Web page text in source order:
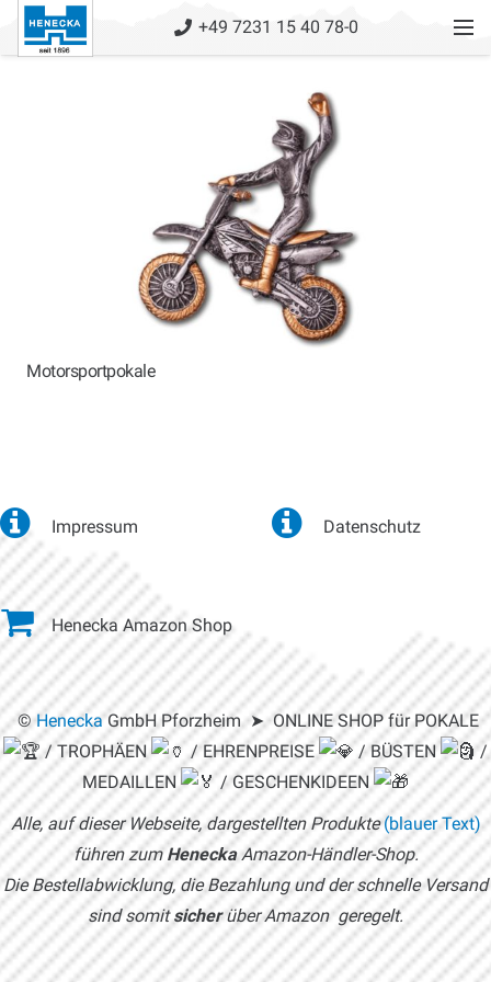
+49 7231 15 40 78-0
Motorsportpokale
Impressum Datenschutz
Henecka Amazon Shop
©HeneckaGmbH Pforzheim ➤ ONLINE SHOP für POKALE
/ TROPHÄEN
/ EHRENPREISE / BÜSTEN
/
MEDAILLEN
/ GESCHENKIDEEN
Alle, auf dieser Webseite, dargestellten Produkte(blauer Text)
führen zumHeneckaAmazon-Händler-Shop.
Die Bestellabwicklung, die Bezahlung und der schnelle Versand
sind somitsicherüber Amazon geregelt.